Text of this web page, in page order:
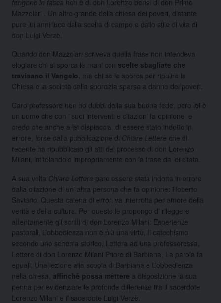
tengono in tasca non è di don Lorenzo bensì di don Primo
Mazzolari . Un altro grande della chiesa dei poveri, distante
pure lui anni luce dalla scelta di campo e dallo stile di vita di
don Luigi Verzè.
Quando don Mazzolari scriveva quella frase non intendeva
elogiare chi si sporca le mani con scelte sbagliate che
travisano il Vangelo, ma chi se le sporca per ripulire la
Chiesa e la società dalla sporcizia sparsa a danno dei poveri.
Caro professore non ho dubbi della sua buona fede, però lei è
un uomo che con i suoi interventi e citazioni fa opinione e
credo che anche a lei dispiaccia di essere stato indotto in
errore, forse dalla pubblicazione di Chiare Lettere che di
recente ha ripubblicato gli atti del processo di don Lorenzo
Milani, intitolandolo impropriamente con la frase da lei citata.
A sua volta Chiare Lettere pare essere stata indotta in errore
dalla citazione di un’ altra persona che fa opinione: Roberto
Saviano. Questa catena di errori va interrotta per amore della
verità e della cultura. Per questo le propongo di rileggere
attentamente gli scritti di don Lorenzo Milani: Esperienze
pastorali, L’obbedienza non è più una virtù, Il catechismo
secondo uno schema storico, Lettera ad una professoressa,
Lettere di don Lorenzo Milani Priore di Barbiana, La parola fa
eguali, Una lezione alla scuola di Barbiana e L’obbedienza
nella chiesa, affinchè possa mettere a disposizione la sua
penna per evidenziare le profonde differenze tra il sacerdote
Lorenzo Milani e il sacerdote Luigi Verzè.